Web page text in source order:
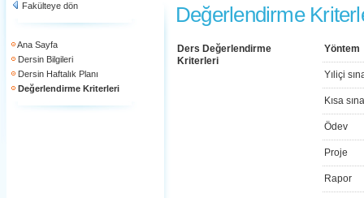
Fakülteye dön
Ana Sayfa
Dersin Bilgileri
Dersin Haftalık Planı
Değerlendirme Kriterleri
Değerlendirme
Ders Değerlendirme
Kriterleri
Yöntem
Yıliçi
Kısa
Ödev
Proje
Rapor